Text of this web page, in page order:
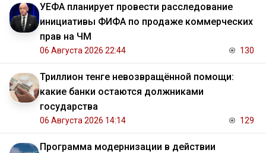
УЕФА планирует провести расследование
инициативы ФИФА по продаже коммерческих
прав на ЧМ
06 Августа 2026 22:44 130
Триллион тенге невозвращённой помощи:
какие банки остаются должниками
государства
06 Августа 2026 14:14 129
Программа модернизации в действии